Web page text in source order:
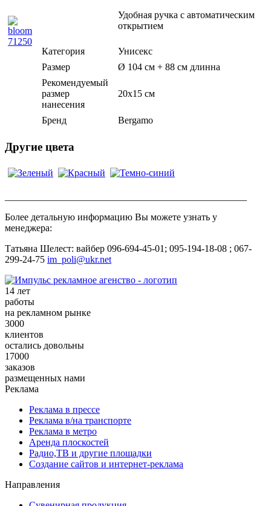
Удобная ручка с автоматическим
открытием
Категория
Унисекс
Размер
Ø 104 см + 88 см длинна
Рекомендуемый
размер
нанесения
20х15 см
Бренд Bergamo
Другие цвета
Более детальную информацию Вы можете узнать у
менеджера:
Татьяна Шелест: вайбер 096-694-45-01; 095-194-18-08 ; 067-
299-24-75 im_poli@ukr.net
14 лет
работы
на рекламном рынке
3000
клиентов
остались довольны
17000
заказов
размещенных нами
Реклама
Реклама в прессе
Реклама в/на транспорте
Реклама в метро
Аренда плоскостей
Радио,ТВ и другие площадки
Создание сайтов и интернет-реклама
Направления